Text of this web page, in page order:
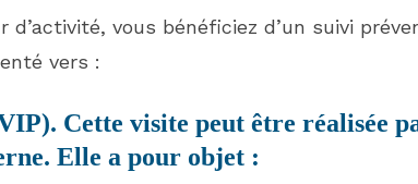
vous bénéficiez d’un suivi
vers :
Cette visite peut être réalisée
Elle a pour objet :